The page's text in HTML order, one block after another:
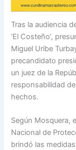
Tras la audiencia
‘El Costeño’,
Miguel Uribe
precandidato
un juez de la
responsabilidad
hechos.
Según Mosquera,
Nacional de
brindó las